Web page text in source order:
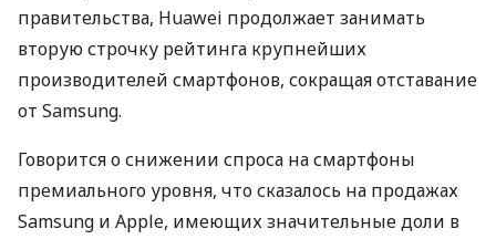
правительства, Huawei продолжает занимать
вторую строчку рейтинга крупнейших
производителей смартфонов, сокращая отставание
от Samsung.
Говорится о снижении спроса на смартфоны
премиального уровня, что сказалось на продажах
Samsung и Apple, имеющих значительные доли в